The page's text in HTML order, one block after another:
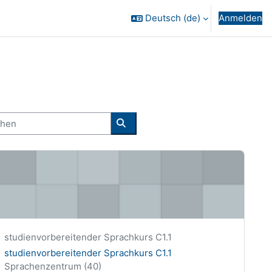
Deutsch ‎(de)‎ Anmelden
Kurse suchen
Kurzer Kursname
studienvorbereitender Sprachkurs C1.1
Kursname
studienvorbereitender Sprachkurs C1.1
Kursbereich
Sprachenzentrum (40)